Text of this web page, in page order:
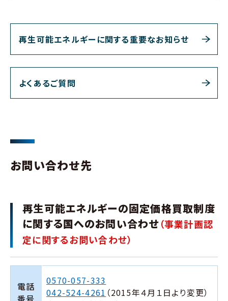
再生可能エネルギーに関する重要なお知らせ
よくあるご質問
お問い合わせ先
再生可能エネルギーの固定価格買取制度
に関する国へのお問い合わせ（事業計画認
定に関するお問い合わせ）
電話
0570-057-333
042-524-4261 （2015年４月１日より変更）